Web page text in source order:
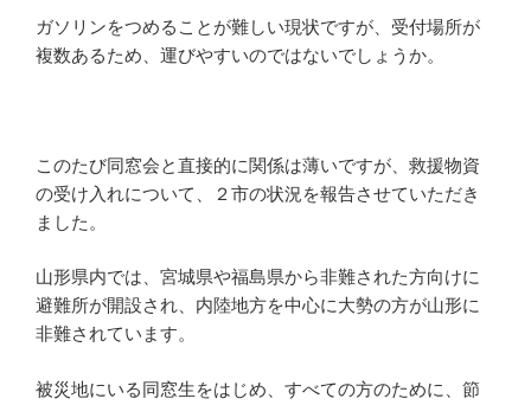
ガソリンをつめることが難しい現状ですが、受付場所が
複数あるため、運びやすいのではないでしょうか。
このたび同窓会と直接的に関係は薄いですが、救援物資
の受け入れについて、２市の状況を報告させていただき
ました。
山形県内では、宮城県や福島県から非難された方向けに
避難所が開設され、内陸地方を中心に大勢の方が山形に
非難されています。
被災地にいる同窓生をはじめ、すべての方のために、節